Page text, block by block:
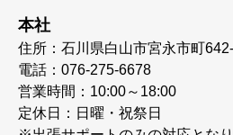
本社
住所：石川県白山市宮永市町
電話：076-275-6678
営業時間：10:00～18:00
定休日：日曜・祝祭日